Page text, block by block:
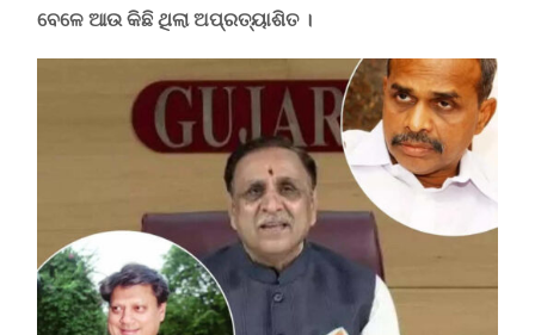
ବେଳେ ଆଉ କିଛି ଥିଲା ଅପ୍ରତ୍ୟାଶିତ ।